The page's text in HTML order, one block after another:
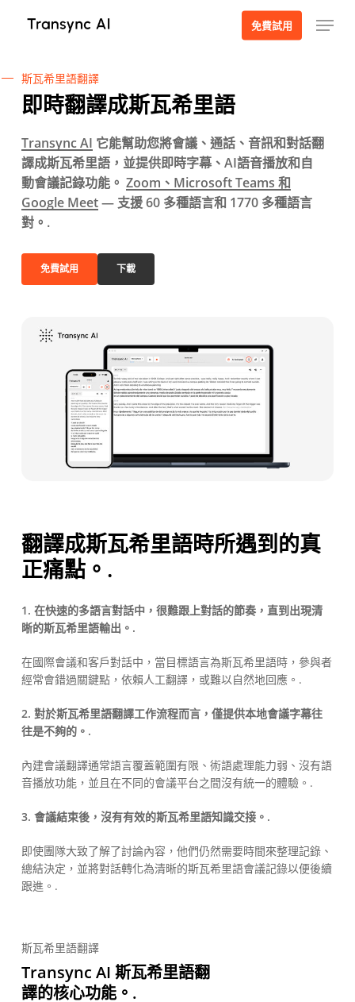
免費試用 選單
斯瓦希里語翻譯
即時翻譯成斯瓦希里語
Transync AI 它能幫助您將會議、通話、音訊和對話翻
譯成斯瓦希里語，並提供即時字幕、AI語音播放和自
動會議記錄功能。 Zoom、Microsoft Teams 和
Google Meet— 支援 60 多種語言和 1770 多種語言
對。.
免費試用 下載
翻譯成斯瓦希里語時所遇到的真
正痛點。.
1. 在快速的多語言對話中，很難跟上對話的節奏，直到出現清
晰的斯瓦希里語輸出。.
在國際會議和客戶對話中，當目標語言為斯瓦希里語時，參與者
經常會錯過關鍵點，依賴人工翻譯，或難以自然地回應。.
2. 對於斯瓦希里語翻譯工作流程而言，僅提供本地會議字幕往
往是不夠的。.
內建會議翻譯通常語言覆蓋範圍有限、術語處理能力弱、沒有語
音播放功能，並且在不同的會議平台之間沒有統一的體驗。.
3. 會議結束後，沒有有效的斯瓦希里語知識交接。.
即使團隊大致了解了討論內容，他們仍然需要時間來整理記錄、
總結決定，並將對話轉化為清晰的斯瓦希里語會議記錄以便後續
跟進。.
斯瓦希里語翻譯
Transync AI 斯瓦希里語翻
譯的核心功能。.